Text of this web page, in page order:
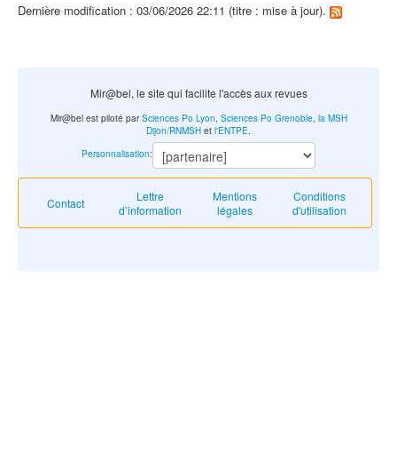
Dernière modification : 03/06/2026 22:11 (titre : mise à jour).
Mir@bel, le site qui facilite l'accès aux revues
Contact
Lettre
d’information
Mentions
légales
Conditions
d'utilisation
Mir@bel est piloté parSciences Po Lyon Sciences Po Grenoble, la MSH
Dijon/RNMSH et l'ENTPE
Personnalisation: